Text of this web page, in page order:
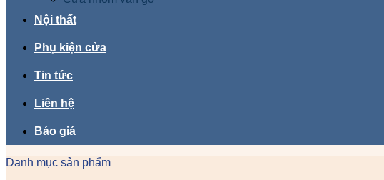
Nội thất
Phụ kiện cửa
Tin tức
Liên hệ
Báo giá
Danh mục sản phẩm